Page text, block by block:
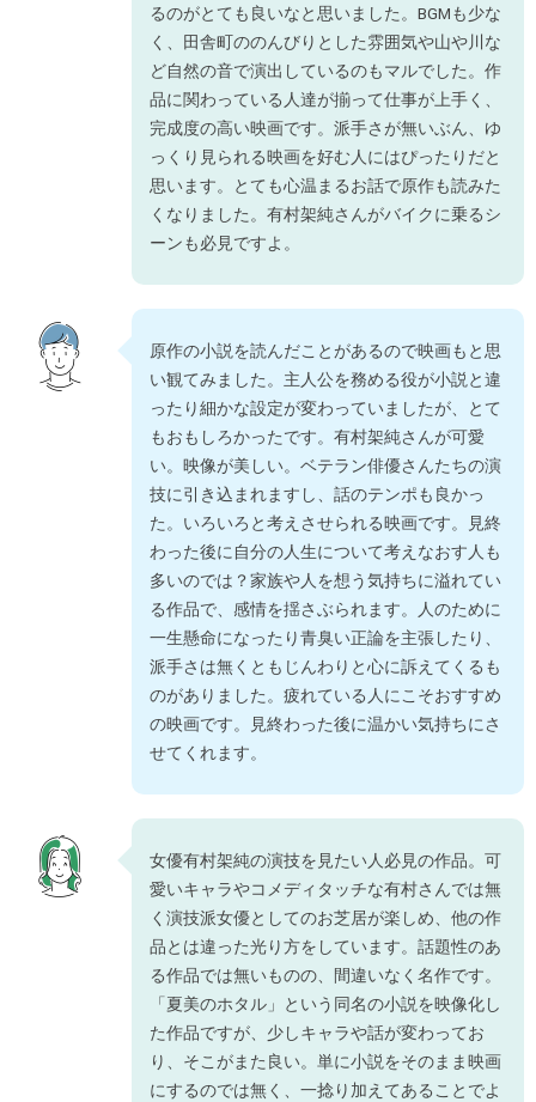
るのがとても良いなと思いました。BGMも少な
く、田舎町ののんびりとした雰囲気や山や川な
ど自然の音で演出しているのもマルでした。作
品に関わっている人達が揃って仕事が上手く、
完成度の高い映画です。派手さが無いぶん、ゆ
っくり見られる映画を好む人にはぴったりだと
思います。とても心温まるお話で原作も読みた
くなりました。有村架純さんがバイクに乗るシ
ーンも必見ですよ。
原作の小説を読んだことがあるので映画もと思
い観てみました。主人公を務める役が小説と違
ったり細かな設定が変わっていましたが、とて
もおもしろかったです。有村架純さんが可愛
い。映像が美しい。ベテラン俳優さんたちの演
技に引き込まれますし、話のテンポも良かっ
た。いろいろと考えさせられる映画です。見終
わった後に自分の人生について考えなおす人も
多いのでは？家族や人を想う気持ちに溢れてい
る作品で、感情を揺さぶられます。人のために
一生懸命になったり青臭い正論を主張したり、
派手さは無くともじんわりと心に訴えてくるも
のがありました。疲れている人にこそおすすめ
の映画です。見終わった後に温かい気持ちにさ
せてくれます。
女優有村架純の演技を見たい人必見の作品。可
愛いキャラやコメディタッチな有村さんでは無
く演技派女優としてのお芝居が楽しめ、他の作
品とは違った光り方をしています。話題性のあ
る作品では無いものの、間違いなく名作です。
「夏美のホタル」という同名の小説を映像化し
た作品ですが、少しキャラや話が変わってお
り、そこがまた良い。単に小説をそのまま映画
にするのでは無く、一捻り加えてあることでよ